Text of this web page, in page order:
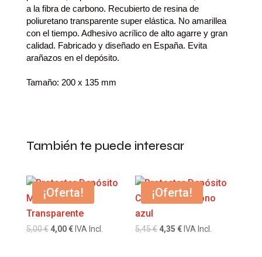
a la fibra de carbono. Recubierto de resina de
poliuretano transparente super elástica. No amarillea
con el tiempo. Adhesivo acrílico de alto agarre y gran
calidad. Fabricado y diseñado en España. Evita
arañazos en el depósito.
Tamaño: 200 x 135 mm
También te puede interesar
¡Oferta!
5,00€ El
4,00€ElIVA Incl.
¡Oferta!
5,45€ El
4,35€ElIVA Incl.